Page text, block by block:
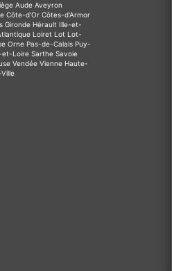
Aude Aveyron
Côte-d'Or Côtes-d'Armor
Gironde Hérault Ille-et-
Loiret Lot Lot-
Orne Pas-de-Calais Puy-
et-Loire Sarthe Savoie
Vendée Vienne Haute-